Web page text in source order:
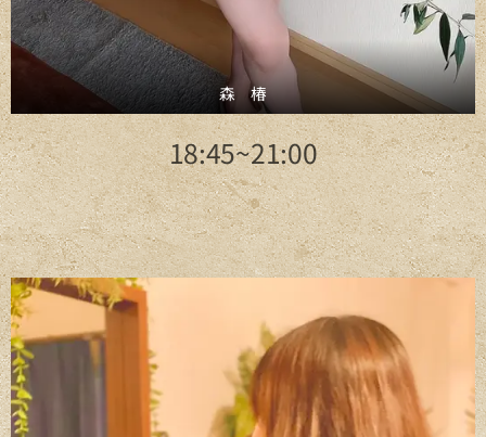
森 椿
18:45~21:00